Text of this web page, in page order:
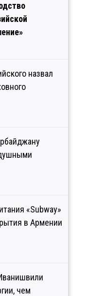
назвал
«Subway»
в Армении
чем